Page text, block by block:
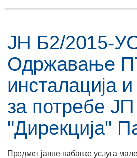
ЈН Б2/2015-
Одржавање
инсталација
за потребе ЈП
"Дирекција"
Предмет јавне набавке услуга